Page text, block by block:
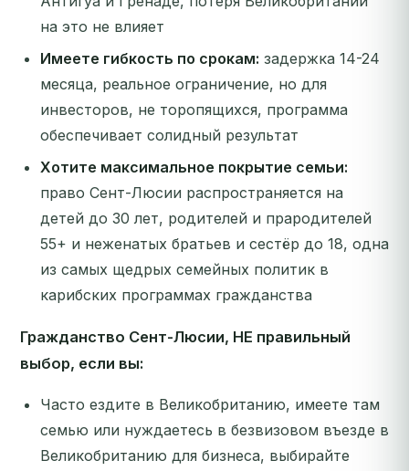
на это не влияет
Имеете гибкость по срокам: задержка 14-24
месяца, реальное ограничение, но для
инвесторов, не торопящихся, программа
обеспечивает солидный результат
Хотите максимальное покрытие семьи:
право Сент-Люсии распространяется на
детей до 30 лет, родителей и прародителей
55+ и неженатых братьев и сестёр до 18, одна
из самых щедрых семейных политик в
карибских программах гражданства
Гражданство Сент-Люсии, НЕ правильный
выбор, если вы:
Часто ездите в Великобританию, имеете там
семью или нуждаетесь в безвизовом въезде в
Великобританию для бизнеса, выбирайте